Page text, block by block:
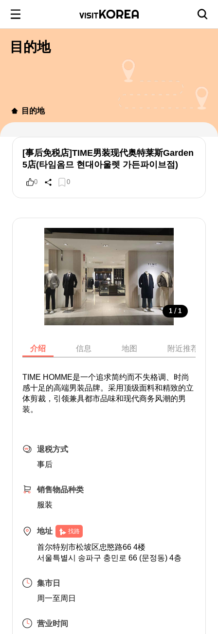
目的地
目的地
[事后免税店]TIME男装现代奥特莱斯Garden
5店(타임옴므 현대아울렛 가든파이브점)
0 0
1 / 1
介绍 信息 地图 附近推荐景点
TIME HOMME是一个追求简约而不失格调、时尚
感十足的高端男装品牌。采用顶级面料和精致的立
体剪裁，引领兼具都市品味和现代商务风潮的男
装。
退税方式
事后
销售物品种类
服装
地址 找路
首尔特别市松坡区忠愍路66 4楼
서울특별시 송파구 충민로 66 (문정동) 4층
集市日
周一至周日
营业时间